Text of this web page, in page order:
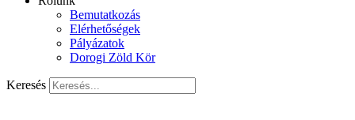
Bemutatkozás
Elérhetőségek
Pályázatok
Dorogi Zöld Kör
Keresés